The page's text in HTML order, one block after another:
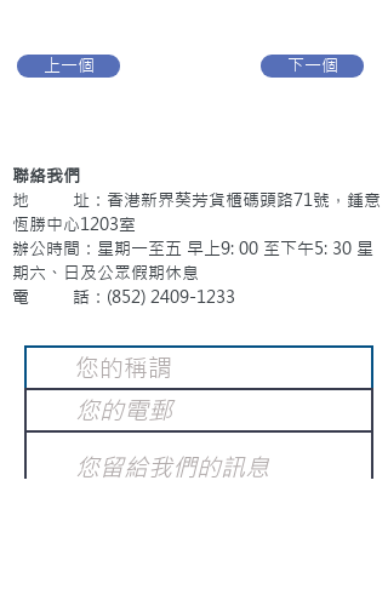
上一個 下一個
聯絡我們
地 址：香港新界葵芳貨櫃碼頭路71號，鍾意
恆勝中心1203室
辦公時間：星期一至五 早上9: 00 至下午5: 30 星
期六、日及公眾假期休息
電 話：(852) 2409-1233